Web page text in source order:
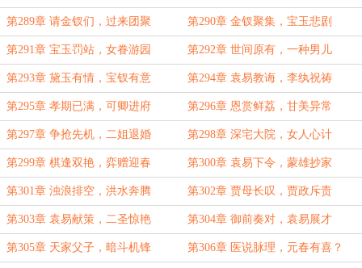
第289章 请金钗们，过来团聚 第290章 金钗聚集，宝玉悲剧
第291章 宝玉罚站，女眷游园 第292章 世间原有，一种男儿
第293章 黛玉有情，宝钗有意 第294章 袁易教诲，李纨祝祷
第295章 孝期已满，可卿进府 第296章 恩赏鲜荔，甘美异常
第297章 争抢先机，二姐退婚 第298章 深宅大院，女人心计
第299章 棋逢双艳，弈赠迎春 第300章 袁易下令，蒙雄抄家
第301章 浊浪排空，洪水奔腾 第302章 贾母长叹，贾政斥责
第303章 袁易献策，二圣惊艳 第304章 御前奏对，袁易展才
第305章 天家父子，暗斗机锋 第306章 医说脉理，元春有喜？